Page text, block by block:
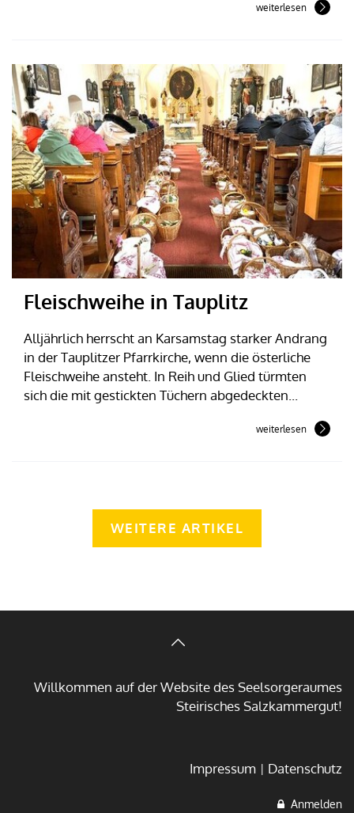
weiterlesen
Fleischweihe in Tauplitz
Alljährlich herrscht an Karsamstag starker Andrang
in der Tauplitzer Pfarrkirche, wenn die österliche
Fleischweihe ansteht. In Reih und Glied türmten
sich die mit gestickten Tüchern abgedeckten...
weiterlesen
WEITERE ARTIKEL
Willkommen auf der Website des Seelsorgeraumes
Steirisches Salzkammergut!
Impressum Datenschutz
Anmelden